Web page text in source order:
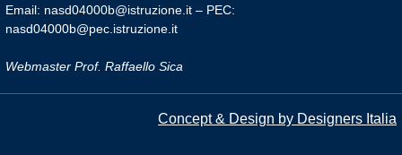
Email: nasd04000b@istruzione.it – PEC:
nasd04000b@pec.istruzione.it
Webmaster Prof. Raffaello Sica
Concept & Design by Designers Italia